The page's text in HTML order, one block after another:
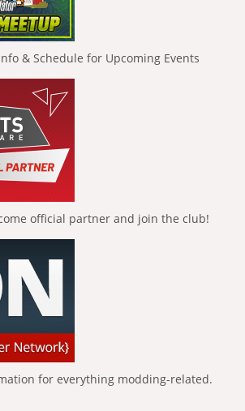
& Schedule for Upcoming Events
official partner and join the club!
for everything modding-related.